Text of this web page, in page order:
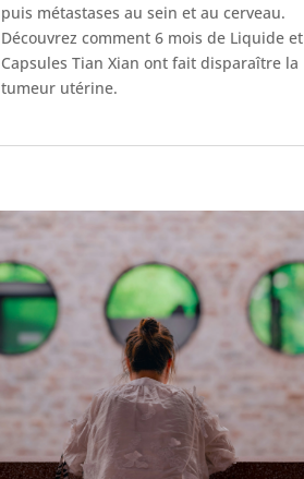
puis métastases au sein et au cerveau.
Découvrez comment 6 mois de Liquide et
Capsules Tian Xian ont fait disparaître la
tumeur utérine.